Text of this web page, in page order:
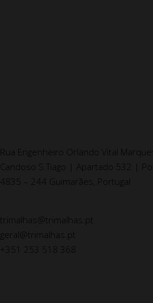
Rua Engenheiro Orlando Vital
Candoso S.Tiago | Apartado 532 |
4835 – 244 Guimarães, Portugal
trimalhas@trimalhas.pt
geral@trimalhas.pt
+351 253 518 368